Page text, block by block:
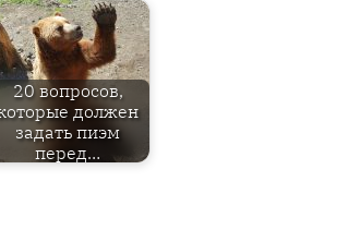
20 вопросов,
должен
задать пиэм
перед…